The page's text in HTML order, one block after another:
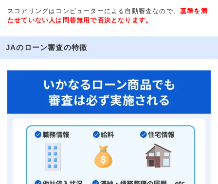
スコアリングはコンピューターによる自動審査なので、 基準を満
たせていない人は問答無用で否決となります。
JAのローン審査の特徴